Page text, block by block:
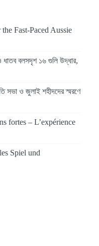
Fast‑Paced Aussie
ধাতব বলসদৃশ ১৬ গুলি উদ্ধার,
সভা ও জুলাই শহীদদের স্মরণে
fortes – L’expérience
Spiel und